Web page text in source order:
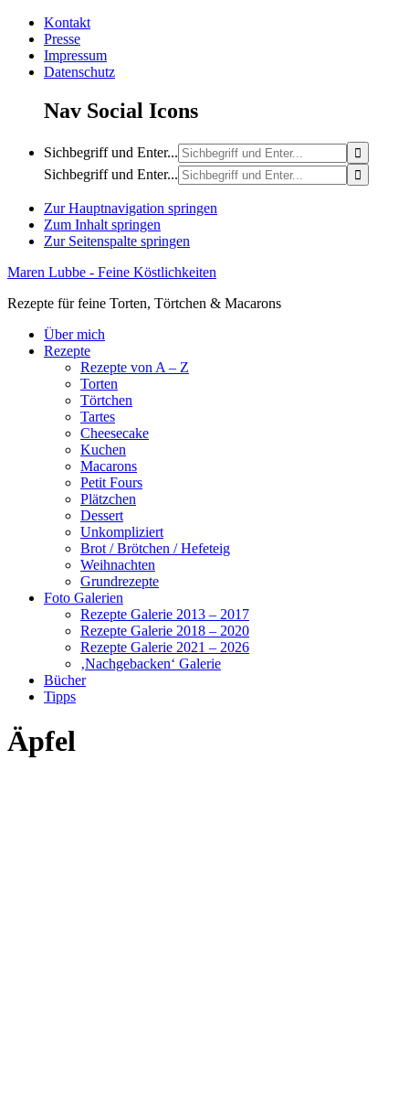
Kontakt
Presse
Impressum
Datenschutz
Nav Social Icons
Sichbegriff und Enter...
Sichbegriff und Enter...
Zur Hauptnavigation springen
Zum Inhalt springen
Zur Seitenspalte springen
Maren Lubbe - Feine Köstlichkeiten
Rezepte für feine Torten, Törtchen & Macarons
Über mich
Rezepte
Rezepte von A – Z
Torten
Törtchen
Tartes
Cheesecake
Kuchen
Macarons
Petit Fours
Plätzchen
Dessert
Unkompliziert
Brot / Brötchen / Hefeteig
Weihnachten
Grundrezepte
Foto Galerien
Rezepte Galerie 2013 – 2017
Rezepte Galerie 2018 – 2020
Rezepte Galerie 2021 – 2026
‚Nachgebacken‘ Galerie
Bücher
Tipps
Äpfel